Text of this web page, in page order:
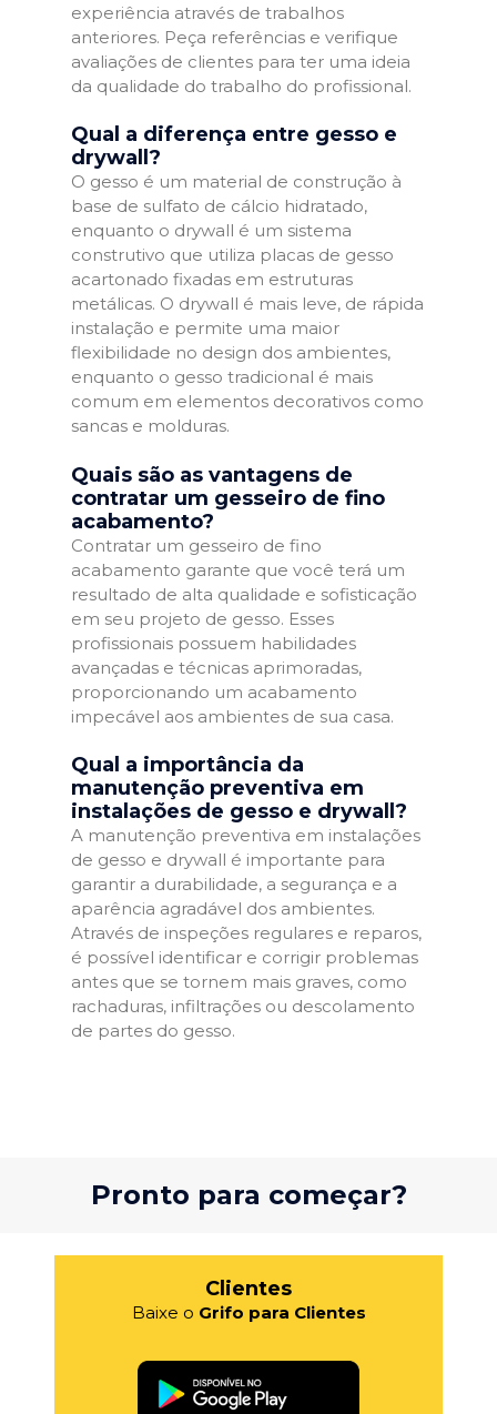
experiência através de trabalhos
anteriores. Peça referências e verifique
avaliações de clientes para ter uma ideia
da qualidade do trabalho do profissional.
Qual a diferença entre gesso e
drywall?
O gesso é um material de construção à
base de sulfato de cálcio hidratado,
enquanto o drywall é um sistema
construtivo que utiliza placas de gesso
acartonado fixadas em estruturas
metálicas. O drywall é mais leve, de rápida
instalação e permite uma maior
flexibilidade no design dos ambientes,
enquanto o gesso tradicional é mais
comum em elementos decorativos como
sancas e molduras.
Quais são as vantagens de
contratar um gesseiro de fino
acabamento?
Contratar um gesseiro de fino
acabamento garante que você terá um
resultado de alta qualidade e sofisticação
em seu projeto de gesso. Esses
profissionais possuem habilidades
avançadas e técnicas aprimoradas,
proporcionando um acabamento
impecável aos ambientes de sua casa.
Qual a importância da
manutenção preventiva em
instalações de gesso e drywall?
A manutenção preventiva em instalações
de gesso e drywall é importante para
garantir a durabilidade, a segurança e a
aparência agradável dos ambientes.
Através de inspeções regulares e reparos,
é possível identificar e corrigir problemas
antes que se tornem mais graves, como
rachaduras, infiltrações ou descolamento
de partes do gesso.
Pronto para começar?
Clientes
Baixe o Grifo para Clientes